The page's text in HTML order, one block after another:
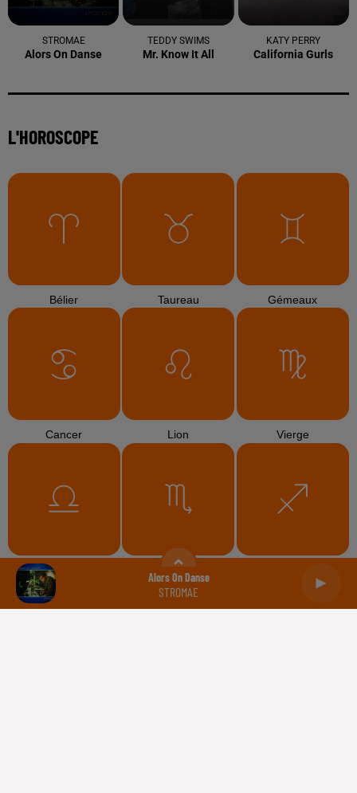
Alors On Danse
STROMAE
STROMAE
Alors On Danse
TEDDY SWIMS
Mr. Know It All
KATY PERRY
California Gurls
L'HOROSCOPE
Bélier Taureau Gémeaux
Cancer Lion Vierge
Balance Scorpion